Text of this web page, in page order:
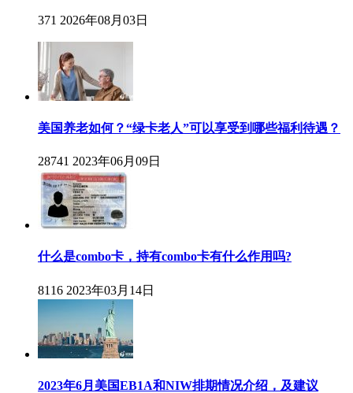
371 2026年08月03日
美国养老如何？“绿卡老人”可以享受到哪些福利待遇？
28741 2023年06月09日
什么是combo卡，持有combo卡有什么作用吗?
8116 2023年03月14日
2023年6月美国EB1A和NIW排期情况介绍，及建议